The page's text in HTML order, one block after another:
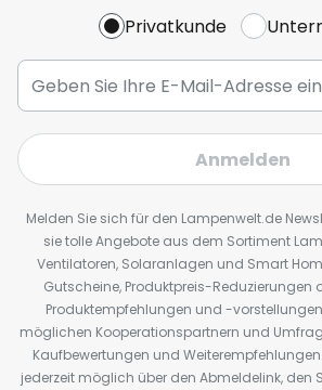
Privatkunde
Anmelden
Melden Sie sich für den Lampenwelt.de
sie tolle Angebote aus dem Sortiment
Ventilatoren, Solaranlagen und Smart
Gutscheine, Produktpreis-Reduzierungen
Produktempfehlungen und -
möglichen Kooperationspartnern und
Kaufbewertungen und
jederzeit möglich über den Abmeldelink, den